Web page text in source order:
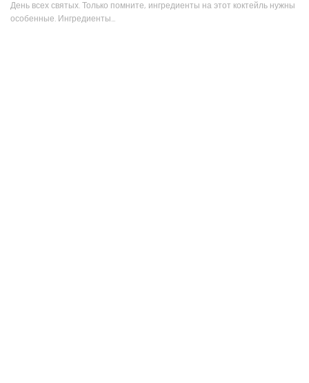
День всех святых. Только помните, ингредиенты на этот коктейль нужны
особенные. Ингредиенты...